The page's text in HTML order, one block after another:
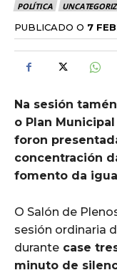
POLÍTICA
PUBLICADO O 7
Na sesión
o Plan
foron
concentración
fomento da
O Salón de
sesión ordinaria
durante case
minuto de